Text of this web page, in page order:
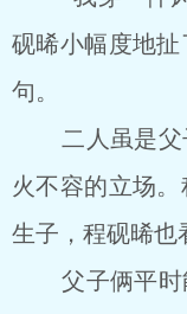
砚晞小幅度地
句。
二人虽是父
火不容的立场
生子，程砚晞也
父子俩平时